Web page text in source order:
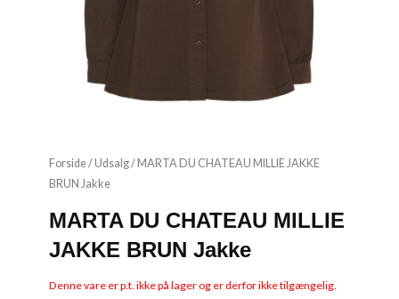
Forside/ Udsalg/ MARTA DU CHATEAU MILLIE JAKKE
BRUN Jakke
MARTA DU CHATEAU MILLIE
JAKKE BRUN Jakke
Denne vare er p.t. ikke på lager og er derfor ikke tilgængelig.